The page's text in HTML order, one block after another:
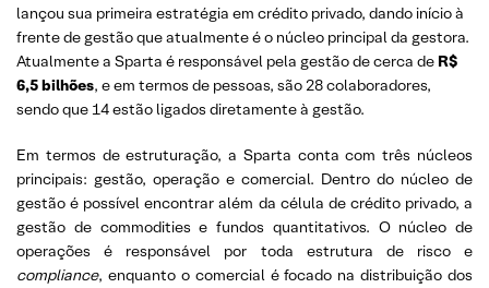
lançou sua primeira estratégia em crédito privado, dando início à
frente de gestão que atualmente é o núcleo principal da gestora.
Atualmente a Sparta é responsável pela gestão de cerca de R$
6,5 bilhões, e em termos de pessoas, são 28 colaboradores,
sendo que 14 estão ligados diretamente à gestão.
Em termos de estruturação, a Sparta conta com três núcleos
principais: gestão, operação e comercial. Dentro do núcleo de
gestão é possível encontrar além da célula de crédito privado, a
gestão de commodities e fundos quantitativos. O núcleo de
operações é responsável por toda estrutura de risco e
compliance, enquanto o comercial é focado na distribuição dos